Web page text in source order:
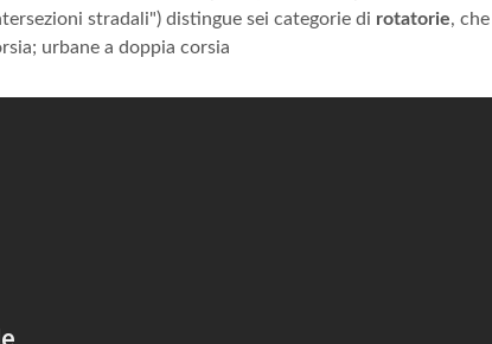
stradali") distingue sei categorie di rotatorie,
urbane a doppia corsia